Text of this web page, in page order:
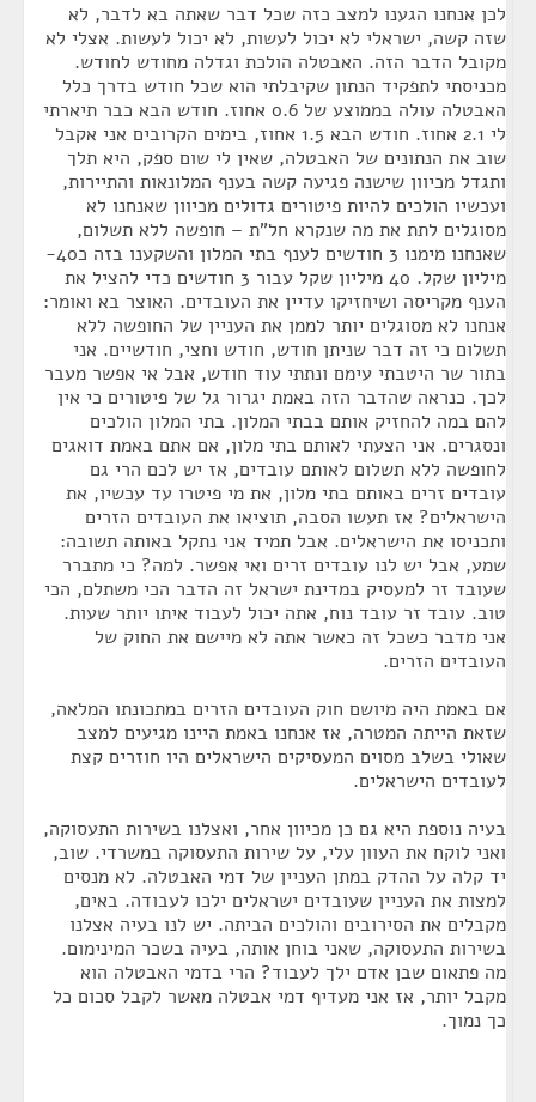
לכן אנחנו הגענו למצב כזה שכל דבר שאתה בא לדבר, לא
שזה קשה, ישראלי לא יכול לעשות, לא יכול לעשות. אצלי לא
מקובל הדבר הזה. האבטלה הולכת וגדלה מחודש לחודש.
מכניסתי לתפקיד הנתון שקיבלתי הוא שכל חודש בדרך כלל
האבטלה עולה בממוצע של 0.6 אחוז. חודש הבא כבר תיארתי
לי 2.1 אחוז. חודש הבא 1.5 אחוז, בימים הקרובים אני אקבל
שוב את הנתונים של האבטלה, שאין לי שום ספק, היא תלך
ותגדל מכיוון שישנה פגיעה קשה בענף המלונאות והתיירות,
ועכשיו הולכים להיות פיטורים גדולים מכיוון שאנחנו לא
מסוגלים לתת את מה שנקרא חל"ת – חופשה ללא תשלום,
שאנחנו מימנו 3 חודשים לענף בתי המלון והשקענו בזה כ40-
מיליון שקל. 40 מיליון שקל עבור 3 חודשים כדי להציל את
הענף מקריסה ושיחזיקו עדיין את העובדים. האוצר בא ואומר:
אנחנו לא מסוגלים יותר לממן את העניין של החופשה ללא
תשלום כי זה דבר שניתן חודש, חודש וחצי, חודשיים. אני
בתור שר היטבתי עימם ונתתי עוד חודש, אבל אי אפשר מעבר
לכך. כנראה שהדבר הזה באמת יגרור גל של פיטורים כי אין
להם במה להחזיק אותם בבתי המלון. בתי המלון הולכים
ונסגרים. אני הצעתי לאותם בתי מלון, אם אתם באמת דואגים
לחופשה ללא תשלום לאותם עובדים, אז יש לכם הרי גם
עובדים זרים באותם בתי מלון, את מי פיטרו עד עכשיו, את
הישראלים? אז תעשו הסבה, תוציאו את העובדים הזרים
ותכניסו את הישראלים. אבל תמיד אני נתקל באותה תשובה:
שמע, אבל יש לנו עובדים זרים ואי אפשר. למה? כי מתברר
שעובד זר למעסיק במדינת ישראל זה הדבר הכי משתלם, הכי
טוב. עובד זר עובד נוח, אתה יכול לעבוד איתו יותר שעות.
אני מדבר כשכל זה כאשר אתה לא מיישם את החוק של
העובדים הזרים.
אם באמת היה מיושם חוק העובדים הזרים במתכונתו המלאה,
שזאת הייתה המטרה, אז אנחנו באמת היינו מגיעים למצב
שאולי בשלב מסוים המעסיקים הישראלים היו חוזרים קצת
לעובדים הישראלים.
בעיה נוספת היא גם כן מכיוון אחר, ואצלנו בשירות התעסוקה,
ואני לוקח את העוון עלי, על שירות התעסוקה במשרדי. שוב,
יד קלה על ההדק במתן העניין של דמי האבטלה. לא מנסים
למצות את העניין שעובדים ישראלים ילכו לעבודה. באים,
מקבלים את הסירובים והולכים הביתה. יש לנו בעיה אצלנו
בשירות התעסוקה, שאני בוחן אותה, בעיה בשכר המינימום.
מה פתאום שבן אדם ילך לעבוד? הרי בדמי האבטלה הוא
מקבל יותר, אז אני מעדיף דמי אבטלה מאשר לקבל סכום כל
כך נמוך.